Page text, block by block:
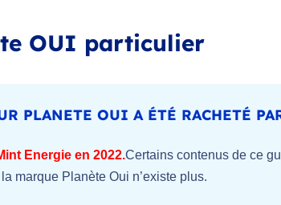
OUI particulier
PLANETE OUI A ÉTÉ RACHETÉ
Energie en 2022.Certains contenus de ce
marque Planète Oui n’existe plus.